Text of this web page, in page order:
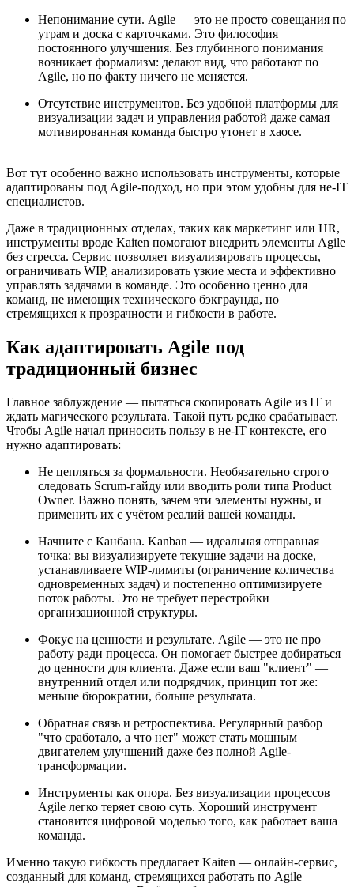
Непонимание сути. Agile — это не просто совещания по
утрам и доска с карточками. Это философия
постоянного улучшения. Без глубинного понимания
возникает формализм: делают вид, что работают по
Agile, но по факту ничего не меняется.
Отсутствие инструментов. Без удобной платформы для
визуализации задач и управления работой даже самая
мотивированная команда быстро утонет в хаосе.
Вот тут особенно важно использовать инструменты, которые
адаптированы под Agile-подход, но при этом удобны для не-IT
специалистов.
Даже в традиционных отделах, таких как маркетинг или HR,
инструменты вроде Kaiten помогают внедрить элементы Agile
без стресса. Сервис позволяет визуализировать процессы,
ограничивать WIP, анализировать узкие места и эффективно
управлять задачами в команде. Это особенно ценно для
команд, не имеющих технического бэкграунда, но
стремящихся к прозрачности и гибкости в работе.
Как адаптировать Agile под
традиционный бизнес
Главное заблуждение — пытаться скопировать Agile из IT и
ждать магического результата. Такой путь редко срабатывает.
Чтобы Agile начал приносить пользу в не-IT контексте, его
нужно адаптировать:
Не цепляться за формальности. Необязательно строго
следовать Scrum-гайду или вводить роли типа Product
Owner. Важно понять, зачем эти элементы нужны, и
применить их с учётом реалий вашей команды.
Начните с Канбана. Kanban — идеальная отправная
точка: вы визуализируете текущие задачи на доске,
устанавливаете WIP-лимиты (ограничение количества
одновременных задач) и постепенно оптимизируете
поток работы. Это не требует перестройки
организационной структуры.
Фокус на ценности и результате. Agile — это не про
работу ради процесса. Он помогает быстрее добираться
до ценности для клиента. Даже если ваш "клиент" —
внутренний отдел или подрядчик, принцип тот же:
меньше бюрократии, больше результата.
Обратная связь и ретроспектива. Регулярный разбор
"что сработало, а что нет" может стать мощным
двигателем улучшений даже без полной Agile-
трансформации.
Инструменты как опора. Без визуализации процессов
Agile легко теряет свою суть. Хороший инструмент
становится цифровой моделью того, как работает ваша
команда.
Именно такую гибкость предлагает Kaiten — онлайн-сервис,
созданный для команд, стремящихся работать по Agile